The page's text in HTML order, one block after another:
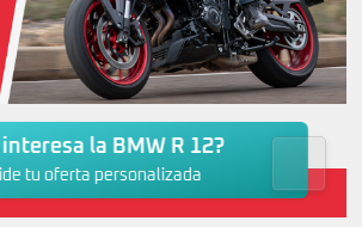
Prueba SUZUKI GSX-8TT
interesa la BMW R 12?
tu oferta personalizada